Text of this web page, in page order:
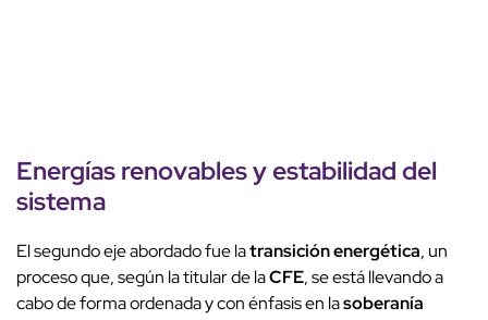
Energías renovables y estabilidad del
sistema
El segundo eje abordado fue latransición energética, un
proceso que, según la titular de laCFE, se está llevando a
cabo de forma ordenada y con énfasis en lasoberanía